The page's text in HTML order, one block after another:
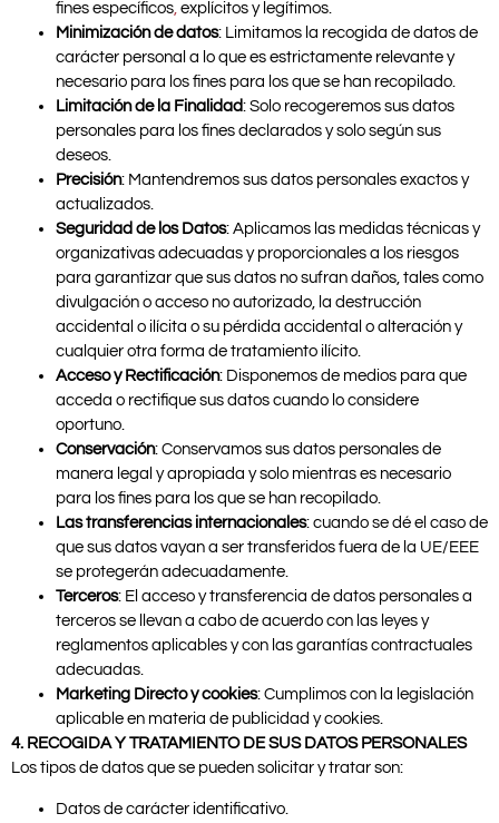
fines específicos, explícitos y legítimos.
Minimización de datos: Limitamos la recogida de datos de
carácter personal a lo que es estrictamente relevante y
necesario para los fines para los que se han recopilado.
Limitación de la Finalidad: Solo recogeremos sus datos
personales para los fines declarados y solo según sus
deseos.
Precisión: Mantendremos sus datos personales exactos y
actualizados.
Seguridad de los Datos: Aplicamos las medidas técnicas y
organizativas adecuadas y proporcionales a los riesgos
para garantizar que sus datos no sufran daños, tales como
divulgación o acceso no autorizado, la destrucción
accidental o ilícita o su pérdida accidental o alteración y
cualquier otra forma de tratamiento ilícito.
Acceso y Rectificación: Disponemos de medios para que
acceda o rectifique sus datos cuando lo considere
oportuno.
Conservación: Conservamos sus datos personales de
manera legal y apropiada y solo mientras es necesario
para los fines para los que se han recopilado.
Las transferencias internacionales: cuando se dé el caso de
que sus datos vayan a ser transferidos fuera de la UE/EEE
se protegerán adecuadamente.
Terceros: El acceso y transferencia de datos personales a
terceros se llevan a cabo de acuerdo con las leyes y
reglamentos aplicables y con las garantías contractuales
adecuadas.
Marketing Directo y cookies: Cumplimos con la legislación
aplicable en materia de publicidad y cookies.
4. RECOGIDA Y TRATAMIENTO DE SUS DATOS PERSONALES
Los tipos de datos que se pueden solicitar y tratar son:
Datos de carácter identificativo.